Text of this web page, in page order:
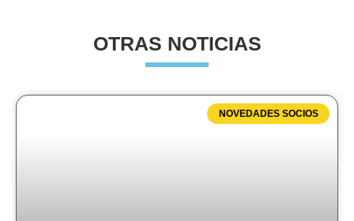
OTRAS NOTICIAS
NOVEDADES SOCIOS